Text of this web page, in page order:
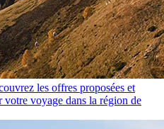
les offres proposées et
votre voyage dans la région de